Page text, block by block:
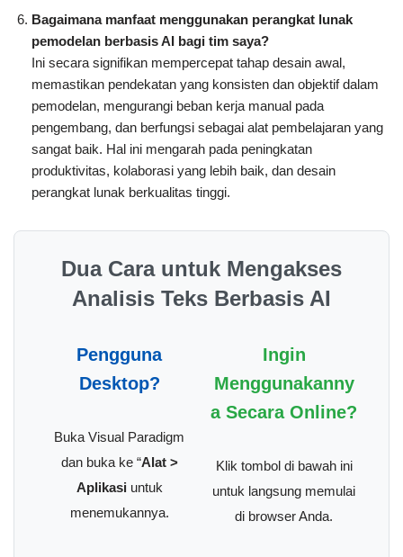
Bagaimana manfaat menggunakan perangkat lunak
pemodelan berbasis AI bagi tim saya?
Ini secara signifikan mempercepat tahap desain awal,
memastikan pendekatan yang konsisten dan objektif dalam
pemodelan, mengurangi beban kerja manual pada
pengembang, dan berfungsi sebagai alat pembelajaran yang
sangat baik. Hal ini mengarah pada peningkatan
produktivitas, kolaborasi yang lebih baik, dan desain
perangkat lunak berkualitas tinggi.
Dua Cara untuk Mengakses
Analisis Teks Berbasis AI
Pengguna
Desktop?
Buka Visual Paradigm
dan buka ke “Alat >
Aplikasiuntuk
menemukannya.
Ingin
Menggunakanny
a Secara Online?
Klik tombol di bawah ini
untuk langsung memulai
di browser Anda.